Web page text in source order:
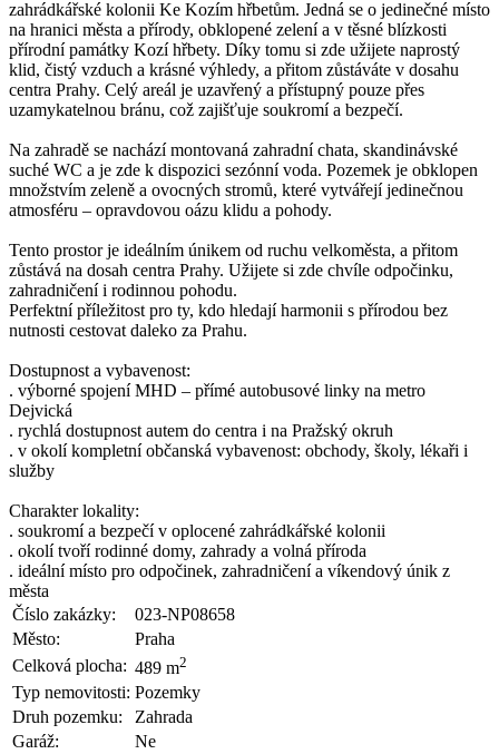
zahrádkářské kolonii Ke Kozím hřbetům. Jedná se o jedinečné místo
na hranici města a přírody, obklopené zelení a v těsné blízkosti
přírodní památky Kozí hřbety. Díky tomu si zde užijete naprostý
klid, čistý vzduch a krásné výhledy, a přitom zůstáváte v dosahu
centra Prahy. Celý areál je uzavřený a přístupný pouze přes
uzamykatelnou bránu, což zajišťuje soukromí a bezpečí.
Na zahradě se nachází montovaná zahradní chata, skandinávské
suché WC a je zde k dispozici sezónní voda. Pozemek je obklopen
množstvím zeleně a ovocných stromů, které vytvářejí jedinečnou
atmosféru – opravdovou oázu klidu a pohody.
Tento prostor je ideálním únikem od ruchu velkoměsta, a přitom
zůstává na dosah centra Prahy. Užijete si zde chvíle odpočinku,
zahradničení i rodinnou pohodu.
Perfektní příležitost pro ty, kdo hledají harmonii s přírodou bez
nutnosti cestovat daleko za Prahu.
Dostupnost a vybavenost:
. výborné spojení MHD – přímé autobusové linky na metro
Dejvická
. rychlá dostupnost autem do centra i na Pražský okruh
. v okolí kompletní občanská vybavenost: obchody, školy, lékaři i
služby
Charakter lokality:
. soukromí a bezpečí v oplocené zahrádkářské kolonii
. okolí tvoří rodinné domy, zahrady a volná příroda
. ideální místo pro odpočinek, zahradničení a víkendový únik z
města
Číslo zakázky:
023-NP08658
Město:
Praha
Celková plocha: 489 m2
Typ nemovitosti: Pozemky
Druh pozemku:
Zahrada
Garáž:
Ne